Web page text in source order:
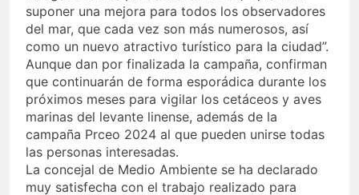
suponer una mejora para todos los observadores
del mar, que cada vez son más numerosos, así
como un nuevo atractivo turístico para la ciudad”.
Aunque dan por finalizada la campaña, confirman
que continuarán de forma esporádica durante los
próximos meses para vigilar los cetáceos y aves
marinas del levante linense, además de la
campaña Prceo 2024 al que pueden unirse todas
las personas interesadas.
La concejal de Medio Ambiente se ha declarado
muy satisfecha con el trabajo realizado para